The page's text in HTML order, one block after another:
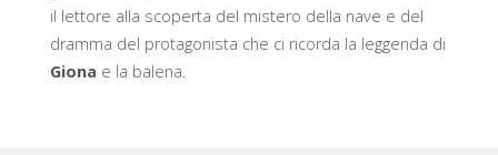
il lettore alla scoperta del mistero della nave e del
dramma del protagonista che ci ricorda la leggenda di
Giona e la balena.